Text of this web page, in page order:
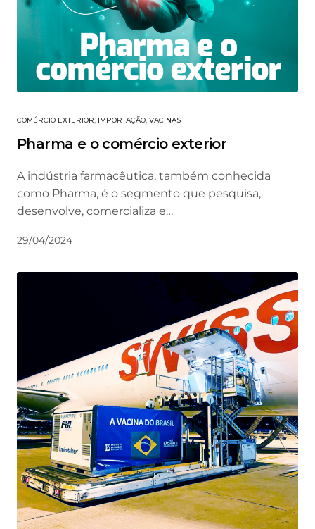
COMÉRCIO EXTERIOR, IMPORTAÇÃO, VACINAS
Pharma e o comércio exterior
A indústria farmacêutica, também conhecida
como Pharma, é o segmento que pesquisa,
desenvolve, comercializa e…
29/04/2024